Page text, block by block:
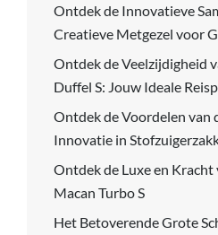
Ontdek de Innovatieve
Creatieve Metgezel voor
Ontdek de Veelzijdigheid
Duffel S: Jouw Ideale
Ontdek de Voordelen van
Innovatie in
Ontdek de Luxe en Kracht
Macan Turbo S
Het Betoverende Grote